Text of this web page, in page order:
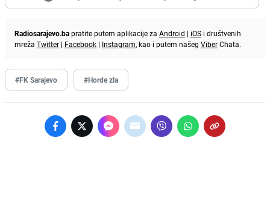
Radiosarajevo.bapratite putem aplikacije za Android | iOS i društvenih
mreža Twitter | Facebook | Instagram, kao i putem našeg ViberChata.
#FK Sarajevo #Horde zla